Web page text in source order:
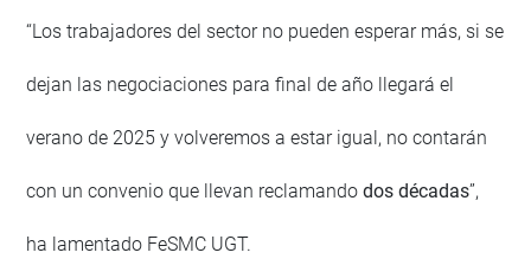
“Los trabajadores del sector no pueden esperar más, si se
dejan las negociaciones para final de año llegará el
verano de 2025 y volveremos a estar igual, no contarán
con un convenio que llevan reclamandodos décadas”,
ha lamentado FeSMC UGT.